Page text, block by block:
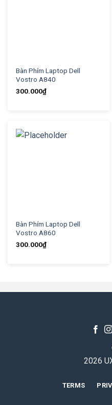
Bàn Phím Laptop Dell
Vostro A840
300.000₫
Bàn Phím Laptop Dell
Vostro A860
300.000₫
2026
TERMS